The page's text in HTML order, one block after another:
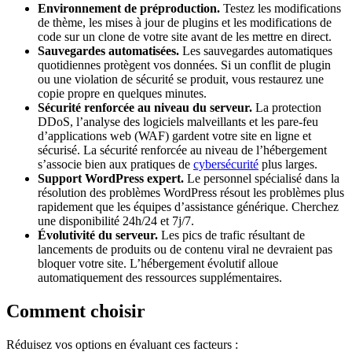
Environnement de préproduction. Testez les modifications
de thème, les mises à jour de plugins et les modifications de
code sur un clone de votre site avant de les mettre en direct.
Sauvegardes automatisées. Les sauvegardes automatiques
quotidiennes protègent vos données. Si un conflit de plugin
ou une violation de sécurité se produit, vous restaurez une
copie propre en quelques minutes.
Sécurité renforcée au niveau du serveur. La protection
DDoS, l’analyse des logiciels malveillants et les pare-feu
d’applications web (WAF) gardent votre site en ligne et
sécurisé. La sécurité renforcée au niveau de l’hébergement
s’associe bien aux pratiques de cybersécurité plus larges.
Support WordPress expert. Le personnel spécialisé dans la
résolution des problèmes WordPress résout les problèmes plus
rapidement que les équipes d’assistance générique. Cherchez
une disponibilité 24h/24 et 7j/7.
Évolutivité du serveur. Les pics de trafic résultant de
lancements de produits ou de contenu viral ne devraient pas
bloquer votre site. L’hébergement évolutif alloue
automatiquement des ressources supplémentaires.
Comment choisir
Réduisez vos options en évaluant ces facteurs :